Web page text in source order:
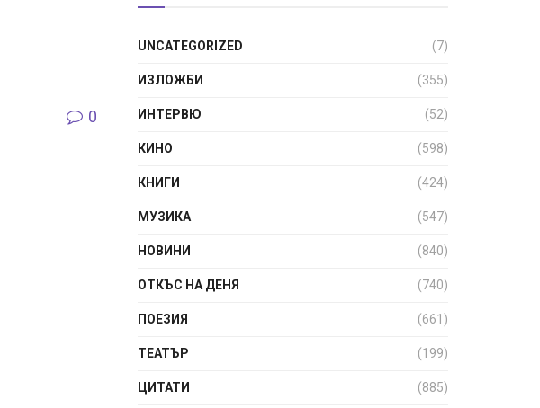
0
UNCATEGORIZED (7)
ИЗЛОЖБИ (355)
ИНТЕРВЮ (52)
КИНО (598)
КНИГИ (424)
МУЗИКА (547)
НОВИНИ (840)
ОТКЪС НА ДЕНЯ (740)
ПОЕЗИЯ (661)
ТЕАТЪР (199)
ЦИТАТИ (885)